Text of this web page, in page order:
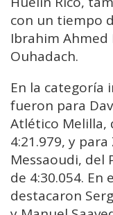
con un tiempo
Ibrahim Ahmed
Ouhadach.
En la categoría
fueron para
Atlético Melilla,
4:21.979, y
Messaoudi, del
de 4:30.054.
destacaron